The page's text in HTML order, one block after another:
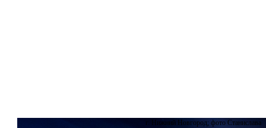
г. Нижний Новгород; фото Станислава